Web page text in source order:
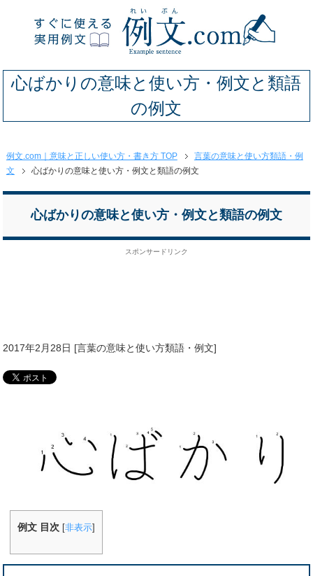
心ばかりの意味と使い方・例文と類語
の例文
例文.com｜意味と正しい使い方・書き方 TOP
言葉の意味と使い方類語・例
文
心ばかりの意味と使い方・例文と類語の例文
心ばかりの意味と使い方・例文と類語の例文
スポンサードリンク
2017年2月28日 [言葉の意味と使い方類語・例文]
例文 目次 [非表示